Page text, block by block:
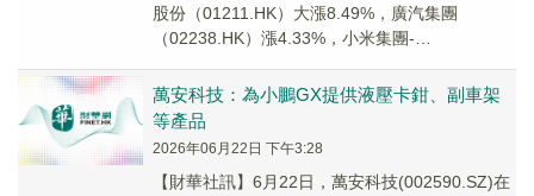
股份（01211.HK）大漲8.49%，廣汽集團
（02238.HK）漲4.33%，小米集團-
萬安科技：為小鵬GX提供液壓卡鉗、副車架
等產品
2026年06月22日 下午3:28
【財華社訊】6月22日，萬安科技(002590.SZ)在